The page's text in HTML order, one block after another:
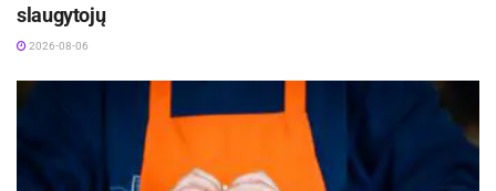
slaugytojų
2026-08-06